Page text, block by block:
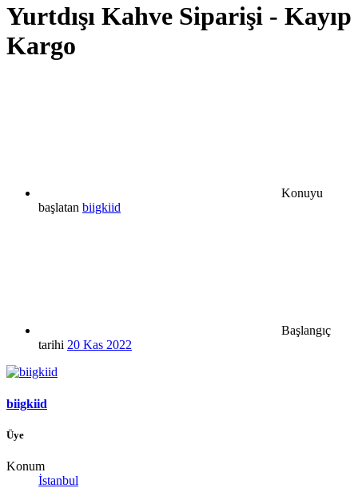
Yurtdışı Kahve Siparişi - Kayıp
Kargo
Konuyu
başlatan biigkiid
Başlangıç
tarihi 20 Kas 2022
biigkiid
Üye
Konum
İstanbul